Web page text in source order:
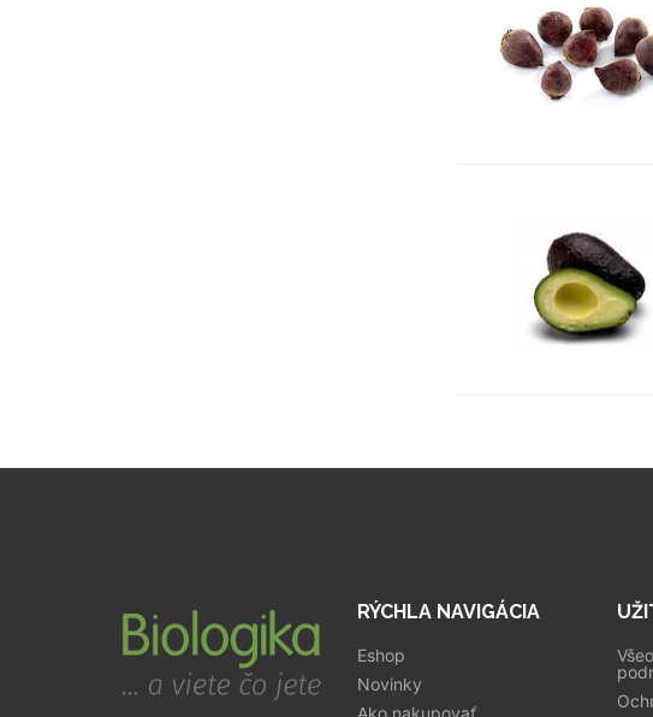
RÝCHLA NAVIGÁCIA
Eshop
Novinky
Ako nakupovať